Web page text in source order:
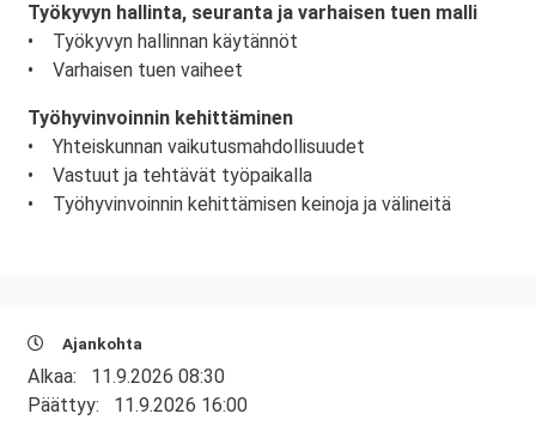
Työkyvyn hallinta, seuranta ja varhaisen tuen malli
• Työkyvyn hallinnan käytännöt
• Varhaisen tuen vaiheet
Työhyvinvoinnin kehittäminen
• Yhteiskunnan vaikutusmahdollisuudet
• Vastuut ja tehtävät työpaikalla
• Työhyvinvoinnin kehittämisen keinoja ja välineitä
Ajankohta
Alkaa: 11.9.2026 08:30
Päättyy: 11.9.2026 16:00